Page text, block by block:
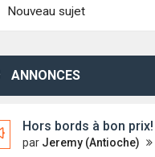
Nouveau sujet
ANNONCES
Hors bords à bon prix!
par Jeremy (Antioche)